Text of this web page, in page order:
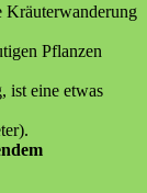
Kräuterwanderung
Pflanzen
ist eine etwas